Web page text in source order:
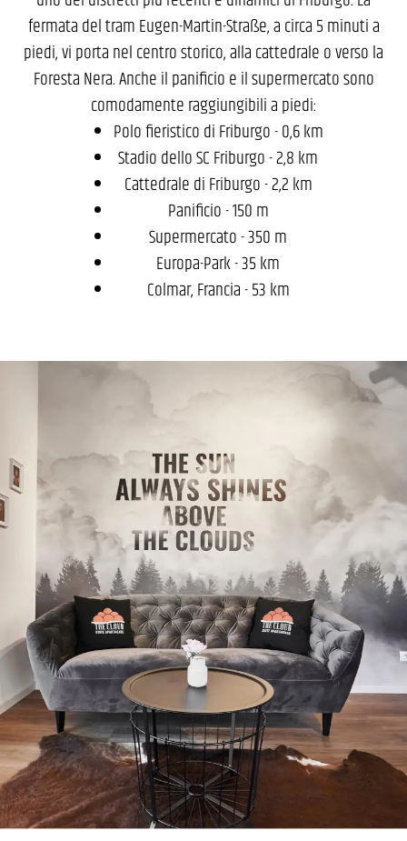
fermata del tram Eugen-Martin-Straße, a circa 5 minuti a
piedi, vi porta nel centro storico, alla cattedrale o verso la
Foresta Nera. Anche il panificio e il supermercato sono
comodamente raggiungibili a piedi:
Polo fieristico di Friburgo - 0,6 km
Stadio dello SC Friburgo - 2,8 km
Cattedrale di Friburgo - 2,2 km
Panificio - 150 m
Supermercato - 350 m
Europa-Park - 35 km
Colmar, Francia - 53 km